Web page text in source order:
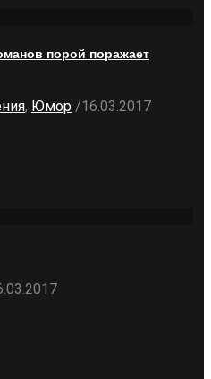
порой поражает
, Юмор /16.03.2017